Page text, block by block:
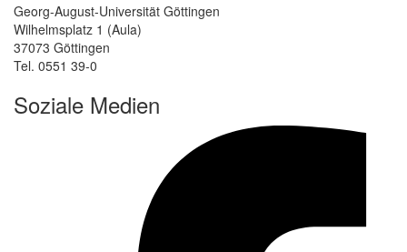
Georg-August-Universität Göttingen
Wilhelmsplatz 1 (Aula)
37073 Göttingen
Tel. 0551 39-0
Soziale Medien